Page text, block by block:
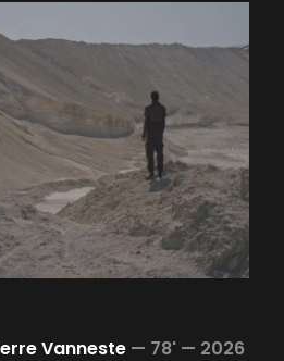
Vanneste — 78' — 2026